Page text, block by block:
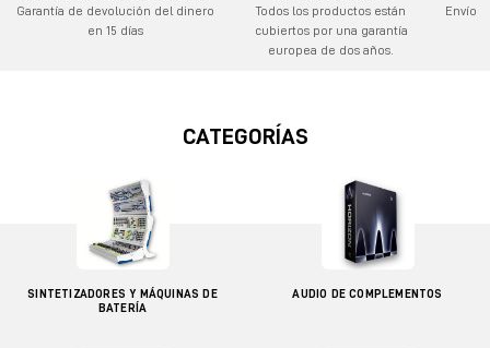
Garantía de devolución del dinero
en 15 días
Todos los productos están
cubiertos por una garantía
europea de dos años.
Envío
CATEGORÍAS
SINTETIZADORES Y MÁQUINAS DE
BATERÍA
AUDIO DE COMPLEMENTOS